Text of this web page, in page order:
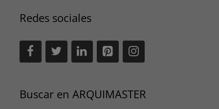
Redes sociales
Buscar en ARQUIMASTER